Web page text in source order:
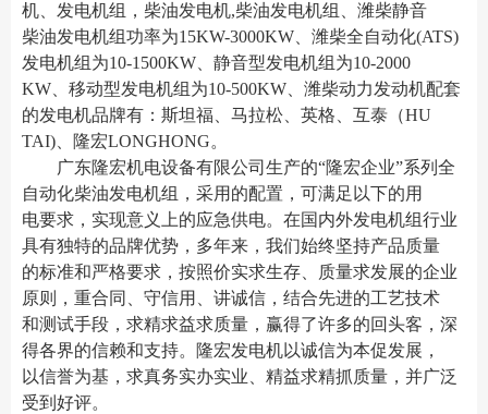
机、发电机组，柴油发电机,柴油发电机组、潍柴静音
柴油发电机组功率为15KW-3000KW、潍柴全自动化(ATS)
发电机组为10-1500KW、静音型发电机组为10-2000
KW、移动型发电机组为10-500KW、潍柴动力发动机配套
的发电机品牌有：斯坦福、马拉松、英格、互泰（HU
TAI)、隆宏LONGHONG。
广东隆宏机电设备有限公司生产的“隆宏企业”系列全
自动化柴油发电机组，采用的配置，可满足以下的用
电要求，实现意义上的应急供电。在国内外发电机组行业
具有独特的品牌优势，多年来，我们始终坚持产品质量
的标准和严格要求，按照价实求生存、质量求发展的企业
原则，重合同、守信用、讲诚信，结合先进的工艺技术
和测试手段，求精求益求质量，赢得了许多的回头客，深
得各界的信赖和支持。隆宏发电机以诚信为本促发展，
以信誉为基，求真务实办实业、精益求精抓质量，并广泛
受到好评。